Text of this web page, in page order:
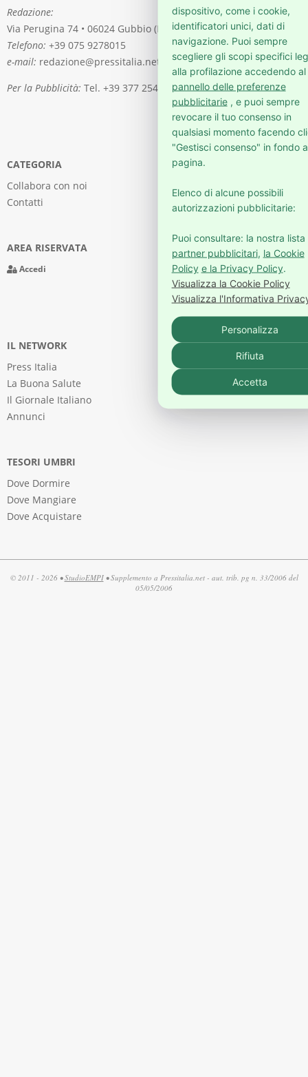
Redazione:
Via Perugina 74 • 06024 Gubbio (PG)
Telefono: +39 075 9278015
e-mail: redazione@pressitalia.net
Per la Pubblicità: Tel. +39 377 2541976
CATEGORIA
Collabora con noi
Contatti
AREA RISERVATA
Accedi
IL NETWORK
Press Italia
La Buona Salute
Il Giornale Italiano
Annunci
TESORI UMBRI
Dove Dormire
Dove Mangiare
Dove Acquistare
© 2011 - 2026 •StudioEMPI• Supplemento a Pressitalia.net - aut. trib. pg n. 33/2006 del
05/05/2006
dispositivo, come i cookie,
identificatori unici, dati di
navigazione. Puoi sempre
scegliere gli scopi specifici
alla profilazione accedendo al
pannello delle preferenze
pubblicitarie, e puoi sempre
revocare il tuo consenso in
qualsiasi momento facendo
"Gestisci consenso" in fondo
pagina.
Elenco di alcune possibili
autorizzazioni pubblicitarie:
Puoi consultare: la nostra lista
partner pubblicitari, la Cookie
Policy e la Privacy Policy.
Visualizza la Cookie Policy
Visualizza l'Informativa
Personalizza
Rifiuta
Accetta